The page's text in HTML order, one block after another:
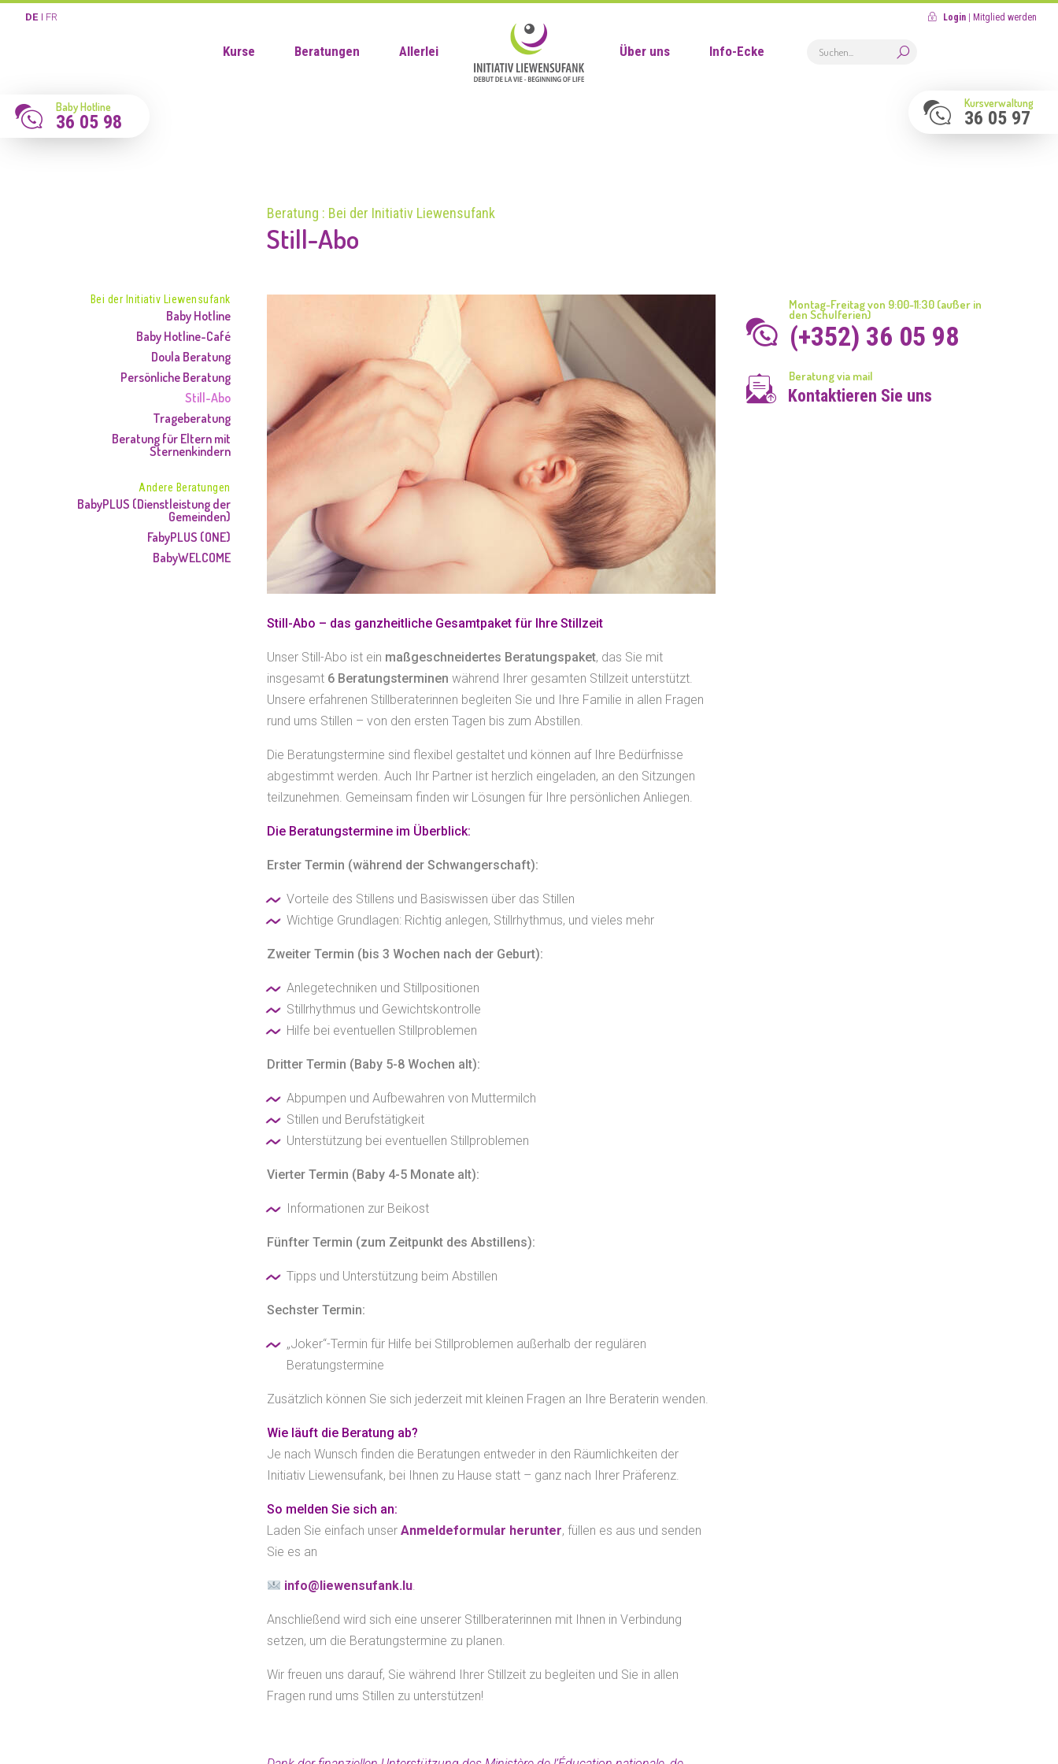
DE FR Login Mitglied werden
Kurse Beratungen Allerlei Über uns Info-Ecke
Baby Hotline
36 05 98
Kursverwaltung
36 05 97
Bei der Initiativ Liewensufank
Baby Hotline
Baby Hotline-Café
Doula Beratung
Persönliche Beratung
Still-Abo
Trageberatung
Beratung für Eltern mit
Sternenkindern
Andere Beratungen
BabyPLUS (Dienstleistung der
Gemeinden)
FabyPLUS (ONE)
BabyWELCOME
Beratung : Bei der Initiativ Liewensufank
Still-Abo
Still-Abo – das ganzheitliche Gesamtpaket für Ihre Stillzeit
Unser Still-Abo ist ein maßgeschneidertes Beratungspaket, das Sie mit
insgesamt 6 Beratungsterminen während Ihrer gesamten Stillzeit unterstützt.
Unsere erfahrenen Stillberaterinnen begleiten Sie und Ihre Familie in allen Fragen
rund ums Stillen – von den ersten Tagen bis zum Abstillen.
Die Beratungstermine sind flexibel gestaltet und können auf Ihre Bedürfnisse
abgestimmt werden. Auch Ihr Partner ist herzlich eingeladen, an den Sitzungen
teilzunehmen. Gemeinsam finden wir Lösungen für Ihre persönlichen Anliegen.
Die Beratungstermine im Überblick:
Erster Termin (während der Schwangerschaft):
Vorteile des Stillens und Basiswissen über das Stillen
Wichtige Grundlagen: Richtig anlegen, Stillrhythmus, und vieles mehr
Zweiter Termin (bis 3 Wochen nach der Geburt):
Anlegetechniken und Stillpositionen
Stillrhythmus und Gewichtskontrolle
Hilfe bei eventuellen Stillproblemen
Dritter Termin (Baby 5-8 Wochen alt):
Abpumpen und Aufbewahren von Muttermilch
Stillen und Berufstätigkeit
Unterstützung bei eventuellen Stillproblemen
Vierter Termin (Baby 4-5 Monate alt):
Informationen zur Beikost
Fünfter Termin (zum Zeitpunkt des Abstillens):
Tipps und Unterstützung beim Abstillen
Sechster Termin:
„Joker“-Termin für Hilfe bei Stillproblemen außerhalb der regulären
Beratungstermine
Zusätzlich können Sie sich jederzeit mit kleinen Fragen an Ihre Beraterin wenden.
Wie läuft die Beratung ab?
Je nach Wunsch finden die Beratungen entweder in den Räumlichkeiten der
Initiativ Liewensufank, bei Ihnen zu Hause statt – ganz nach Ihrer Präferenz.
So melden Sie sich an:
Laden Sie einfach unser Anmeldeformular herunter, füllen es aus und senden
Sie es an
info@liewensufank.lu.
Anschließend wird sich eine unserer Stillberaterinnen mit Ihnen in Verbindung
setzen, um die Beratungstermine zu planen.
Wir freuen uns darauf, Sie während Ihrer Stillzeit zu begleiten und Sie in allen
Fragen rund ums Stillen zu unterstützen!
Montag-Freitag von 9:00-11:30 (außer in
den Schulferien)
(+352) 36 05 98
Beratung via mail
Kontaktieren Sie uns